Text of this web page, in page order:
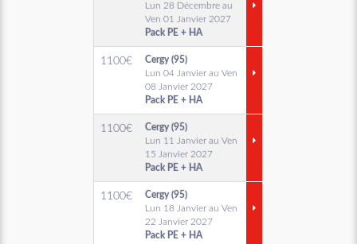
Lun 28 Décembre au
Ven 01 Janvier 2027
Pack PE + HA
1100€
Cergy (95)
Lun 04 Janvier au Ven
08 Janvier 2027
Pack PE + HA
1100€
Cergy (95)
Lun 11 Janvier au Ven
15 Janvier 2027
Pack PE + HA
1100€
Cergy (95)
Lun 18 Janvier au Ven
22 Janvier 2027
Pack PE + HA